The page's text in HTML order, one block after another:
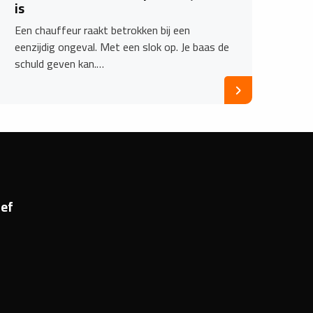
is
Een chauffeur raakt betrokken bij een
eenzijdig ongeval. Met een slok op. Je baas de
schuld geven kan.…